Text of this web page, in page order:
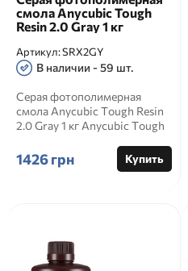
смола Anycubic Tough
Resin 2.0 Gray 1 кг
Артикул:SRX2GY
В наличии - 59 шт.
Серая фотополимерная
смола Anycubic Tough Resin
2.0 Gray 1 кг Anycubic Tough
1426 грн Купить